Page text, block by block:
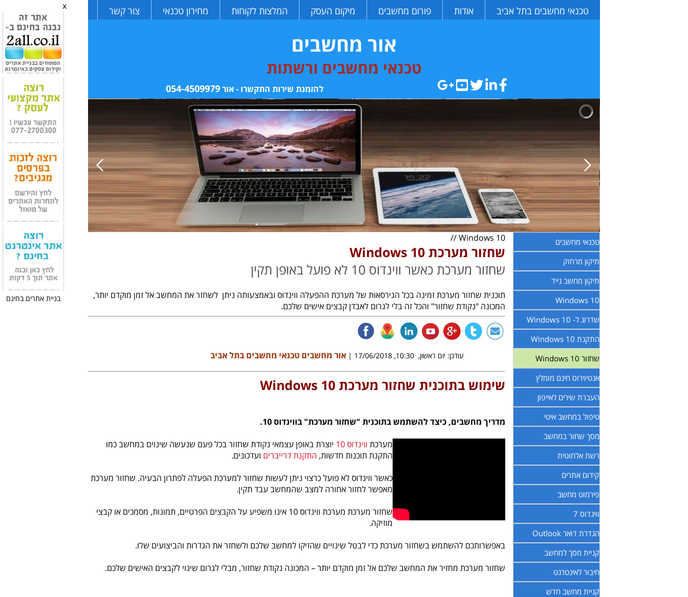
x
בניית אתרים בחינם
טכנאי מחשבים בתל אביב אודות פורום מחשבים מיקום העסק המלצות לקוחות מחירון טכנאי צור קשר
אור מחשבים
טכנאי מחשבים ורשתות
להזמנת שירות התקשרו - אור054-4509979
טכנאי מחשבים
תיקון מרחוק
תיקון מחשב נייד
Windows 10
שדרוג ל- Windows 10
התקנת Windows 10
שחזור Windows 10
אנטיוירוס חינם מומלץ
העברת שירים לאייפון
טיפול במחשב איטי
מסך שחור במחשב
רשת אלחוטית
קידום אתרים
פירמוט מחשב
ווינדוס 7
הגדרת דואר Outlook
קניית מסך למחשב
חיבור לאינטרנט
קניית מחשב חדש
Windows 10 //
שחזור מערכת Windows 10
שחזור מערכת כאשר ווינדוס 10 לא פועל באופן תקין
תוכנית שחזור מערכת זמינה בכל הגירסאות של מערכת ההפעלה ווינדוס ובאמצעותה ניתן לשחזר את המחשב אל זמן מוקדם יותר,
המכונה "נקודת שחזור" והכל זה בלי לגרום לאבדן קבצים אישים שלכם.
עודכן: יום ראשון, 10:30, 17/06/2018 | אור מחשבים טכנאי מחשבים בתל אביב
שימוש בתוכנית שחזור מערכת Windows 10
מדריך מחשבים, כיצד להשתמש בתוכנית "שחזור מערכת" בווינדוס 10.
מערכת ווינדוס 10
יוצרת באופן עצמאי נקודת שחזור בכל פעם שנעשה שינוים במחשב כמו
התקנת תוכנות חדשות, התקנת דרייברים ועדכונים.
כאשר ווינדוס לא פועל כרצוי ניתן לעשות שחזור למערכת הפעלה לפתרון הבעיה. שחזור מערכת
מאפשר לחזור אחורה למצב שהמחשב עבד תקין.
שחזור מערכת מערכת ווינדוס 10 אינו משפיע על הקבצים הפרטיים, תמונות, מסמכים או קבצי
מוזיקה.
באפשרותכם להשתמש בשחזור מערכת כדי לבטל שינויים שהזיקו למחשב שלכם ולשחזר את הגדרות והביצועים שלו.
שחזור מערכת מחזיר את המחשב שלכם אל זמן מוקדם יותר – המכונה נקודת שחזור, מבלי לגרום שינוי לקבצים האישים שלכם.